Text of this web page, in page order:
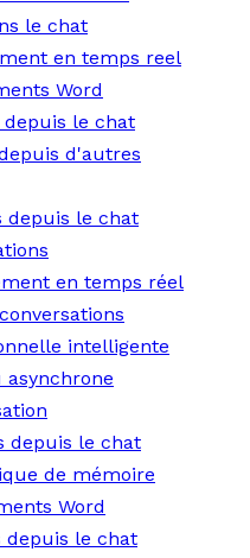
le chat
en temps reel
Word
depuis le chat
d'autres
depuis le chat
en temps réel
intelligente
asynchrone
depuis le chat
de mémoire
Word
depuis le chat